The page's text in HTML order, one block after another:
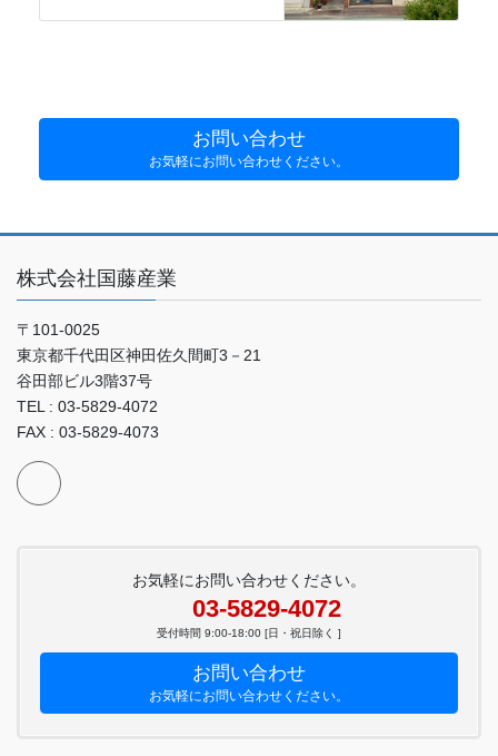
お問い合わせ
お気軽にお問い合わせください。
株式会社国藤産業
〒101-0025
東京都千代田区神田佐久間町3－21
谷田部ビル3階37号
TEL : 03-5829-4072
FAX : 03-5829-4073
お気軽にお問い合わせください。
03-5829-4072
受付時間 9:00-18:00 [日・祝日除く ]
お問い合わせ
お気軽にお問い合わせください。